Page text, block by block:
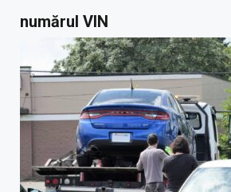
numărul VIN